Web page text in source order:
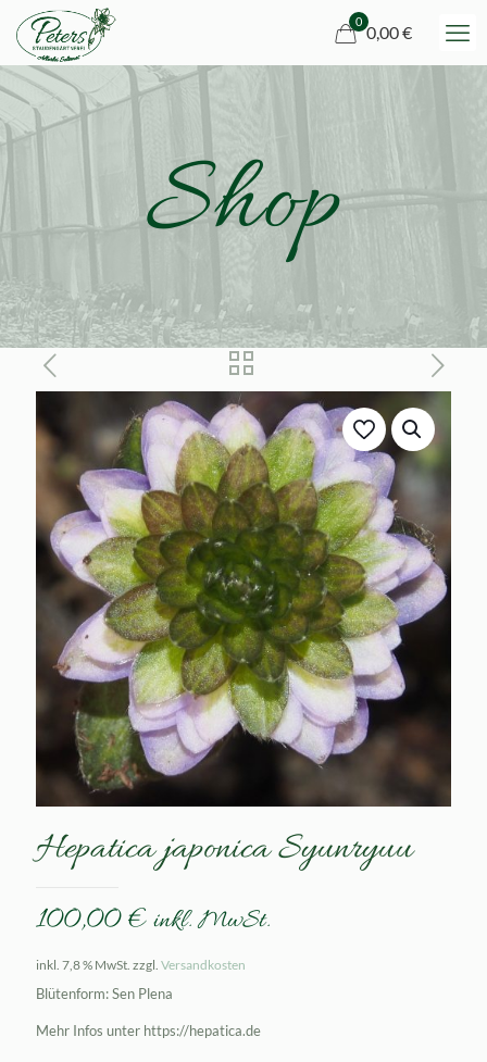
0
0,00 €
Shop
Hepatica japonica Syunryuu
100,00€ inkl. MwSt.
inkl. 7,8 % MwSt. zzgl. Versandkosten
Blütenform: Sen Plena
Mehr Infos unter https://hepatica.de